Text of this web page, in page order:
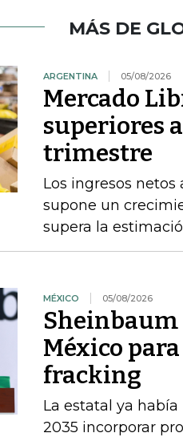
MÁS DE
ARGENTINA 05/08/2026
Mercado
superiores
trimestre
Los ingresos netos
supone un
supera la
MÉXICO 05/08/2026
Sheinbaum
México
fracking
La estatal ya
2035 incorporar